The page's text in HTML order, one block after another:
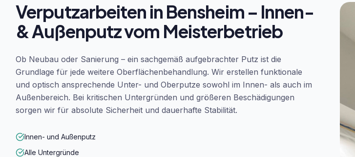
Verputzarbeiten in Bensheim – Innen-
& Außenputz vom Meisterbetrieb
Ob Neubau oder Sanierung – ein sachgemäß aufgebrachter Putz ist die
Grundlage für jede weitere Oberflächenbehandlung. Wir erstellen funktionale
und optisch ansprechende Unter- und Oberputze sowohl im Innen- als auch im
Außenbereich. Bei kritischen Untergründen und größeren Beschädigungen
sorgen wir für absolute Sicherheit und dauerhafte Stabilität.
Innen- und Außenputz
Alle Untergründe